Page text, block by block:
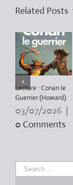
Related Posts
Lecture : Conan le
Guerrier (Howard)
03/07/2026 |
0 Comments